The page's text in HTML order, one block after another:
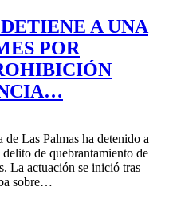
A UNA
POR
Las Palmas ha detenido a
de quebrantamiento de
La actuación se inició tras
sobre…